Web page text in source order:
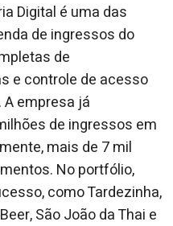
Digital é uma das
de ingressos do
de
e controle de acesso
empresa já
de ingressos em
mais de 7 mil
No portfólio,
como Tardezinha,
São João da Thai e